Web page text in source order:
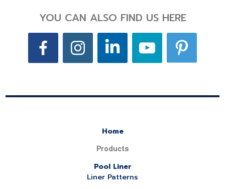
YOU CAN ALSO FIND US HERE
Home
Products
Pool Liner
Liner Patterns